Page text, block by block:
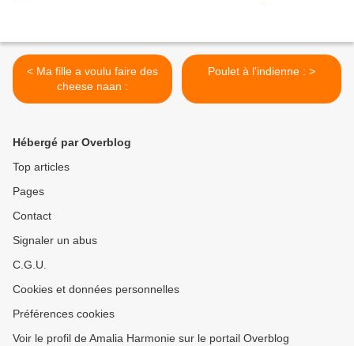
< Ma fille a voulu faire des
cheese naan :
Poulet à l'indienne : >
Hébergé par Overblog
Top articles
Pages
Contact
Signaler un abus
C.G.U.
Cookies et données personnelles
Préférences cookies
Voir le profil de Amalia Harmonie sur le portail Overblog